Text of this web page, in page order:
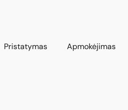
Pristatymas Apmokėjimas